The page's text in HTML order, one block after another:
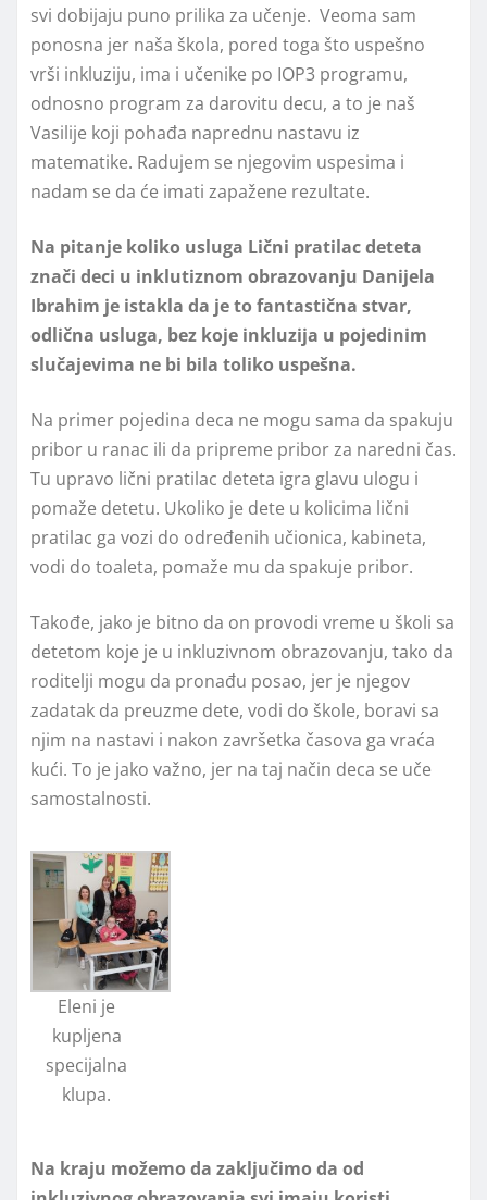
svi dobijaju puno prilika za učenje. Veoma sam
ponosna jer naša škola, pored toga što uspešno
vrši inkluziju, ima i učenike po IOP3 programu,
odnosno program za darovitu decu, a to je naš
Vasilije koji pohađa naprednu nastavu iz
matematike. Radujem se njegovim uspesima i
nadam se da će imati zapažene rezultate.
Na pitanje koliko usluga Lični pratilac deteta
znači deci u inklutiznom obrazovanju Danijela
Ibrahim je istakla da je to fantastična stvar,
odlična usluga, bez koje inkluzija u pojedinim
slučajevima ne bi bila toliko uspešna.
Na primer pojedina deca ne mogu sama da spakuju
pribor u ranac ili da pripreme pribor za naredni čas.
Tu upravo lični pratilac deteta igra glavu ulogu i
pomaže detetu. Ukoliko je dete u kolicima lični
pratilac ga vozi do određenih učionica, kabineta,
vodi do toaleta, pomaže mu da spakuje pribor.
Takođe, jako je bitno da on provodi vreme u školi sa
detetom koje je u inkluzivnom obrazovanju, tako da
roditelji mogu da pronađu posao, jer je njegov
zadatak da preuzme dete, vodi do škole, boravi sa
njim na nastavi i nakon završetka časova ga vraća
kući. To je jako važno, jer na taj način deca se uče
samostalnosti.
Eleni je
kupljena
specijalna
klupa.
Na kraju možemo da zaključimo da od